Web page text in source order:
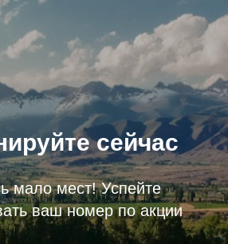
сейчас
мало мест! Успейте
ваш номер по акции